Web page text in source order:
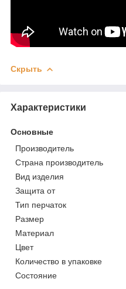
Скрыть
Характеристики
Основные
Производитель
Страна производитель
Вид изделия
Защита от
Тип перчаток
Размер
Материал
Цвет
Количество в упаковке
Состояние